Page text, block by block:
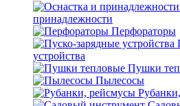
принадлежности
Перфораторы
устройства
Пушки
Пылесосы